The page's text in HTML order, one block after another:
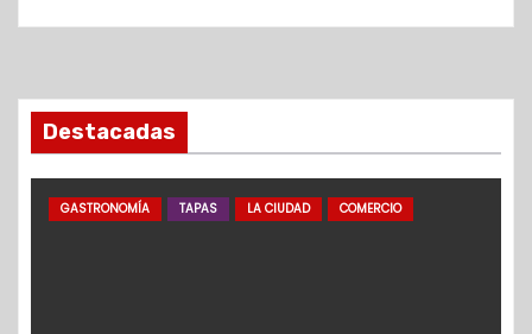
Destacadas
GASTRONOMÍA TAPAS LA CIUDAD COMERCIO